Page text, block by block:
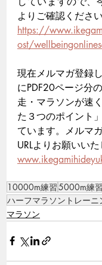
よりご確認ください
https://
ost/
現在メルマガ登録
にPDF20ページ分
走・マラソンが速
た３つのポイント
ています。メルマ
URLよりお願いいた
10000m練習5000m練習
ハーフマラソントレーニ
マラソン